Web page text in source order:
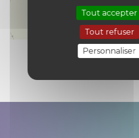
Tout accepter
Tout refuser
Personnaliser